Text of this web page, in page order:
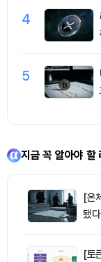
4
5
지금 꼭 알아야 할
[온
됐
[토